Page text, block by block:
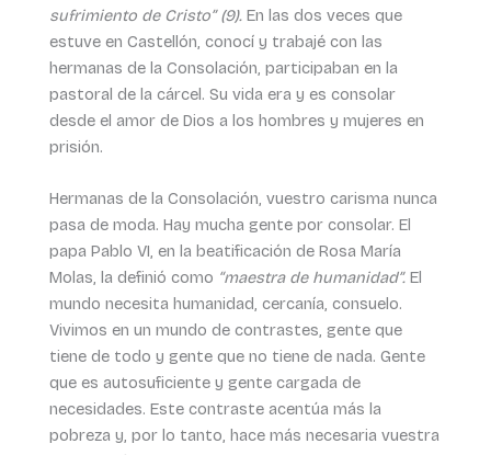
sufrimiento de Cristo” (9). En las dos veces que
estuve en Castellón, conocí y trabajé con las
hermanas de la Consolación, participaban en la
pastoral de la cárcel. Su vida era y es consolar
desde el amor de Dios a los hombres y mujeres en
prisión.
Hermanas de la Consolación, vuestro carisma nunca
pasa de moda. Hay mucha gente por consolar. El
papa Pablo VI, en la beatificación de Rosa María
Molas, la definió como “maestra de humanidad”.El
mundo necesita humanidad, cercanía, consuelo.
Vivimos en un mundo de contrastes, gente que
tiene de todo y gente que no tiene de nada. Gente
que es autosuficiente y gente cargada de
necesidades. Este contraste acentúa más la
pobreza y, por lo tanto, hace más necesaria vuestra